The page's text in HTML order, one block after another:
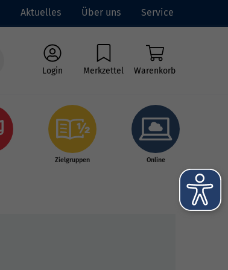
Aktuelles Über uns Service
Login Merkzettel Warenkorb
Zielgruppen Online